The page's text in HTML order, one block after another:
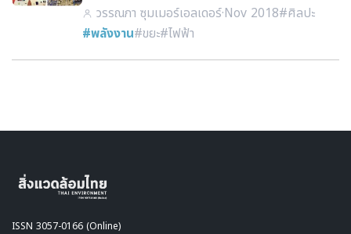
วรรณภา ซุมเมอร์เอลเดอร์·Nov 2018#ศิลปะ
#พลังงาน#ขยะ#ไฟฟ้า
ISSN 3057-0166 (Online)